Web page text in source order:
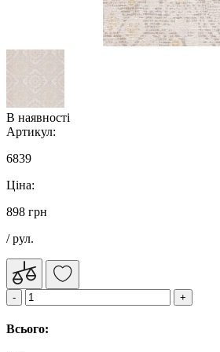
В наявності
Артикул:
6839
Ціна:
898 грн
/ рул.
Всього: